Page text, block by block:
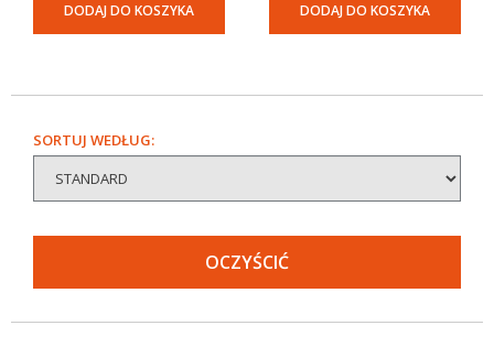
DODAJ DO KOSZYKA DODAJ DO KOSZYKA
SORTUJ WEDŁUG:
OCZYŚCIĆ